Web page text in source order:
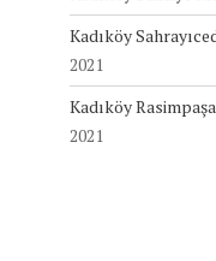
Kadıköy
2021
Kadıköy
2021